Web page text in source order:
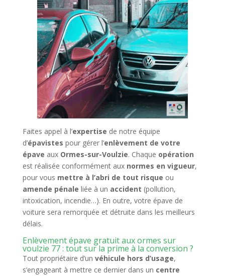
Faites appel à l’expertise de notre équipe
d’épavistes pour gérer l’enlèvement de votre
épave aux Ormes-sur-Voulzie. Chaque opération
est réalisée conformément aux normes en vigueur,
pour vous mettre à l’abri de tout risque ou
amende pénale liée à un accident (pollution,
intoxication, incendie…). En outre, votre épave de
voiture sera remorquée et détruite dans les meilleurs
délais.
Enlèvement épave gratuit aux ormes sur
voulzie 77 : tout sur la prime à la conversion ?
Tout propriétaire d’un véhicule hors d’usage,
s’engageant à mettre ce dernier dans un centre